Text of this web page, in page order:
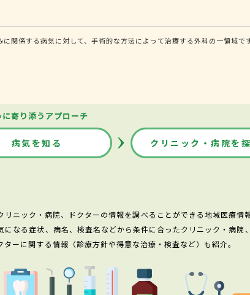
関係する病気に対して、手術的な方法によって治療する外科の一領域で
に寄り添うアプローチ
病気を知る クリニック・病院を
ニック・病院、ドクターの情報を調べることができる地域医療情
なる症状、病名、検査名などから条件に合ったクリニック・病院
ーに関する情報（診療方針や得意な治療・検査など）も紹介。